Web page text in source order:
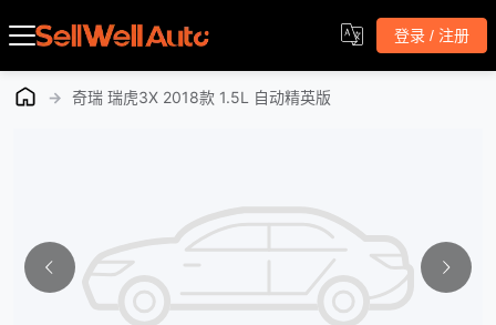
登录 / 注册
→ 奇瑞 瑞虎3X 2018款 1.5L 自动精英版